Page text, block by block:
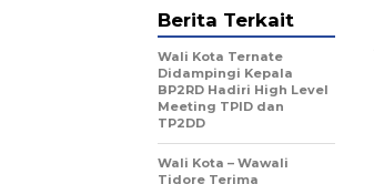
Berita Terkait
Wali Kota Ternate
Didampingi Kepala
BP2RD Hadiri High Level
Meeting TPID dan
TP2DD
Wali Kota – Wawali
Tidore Terima